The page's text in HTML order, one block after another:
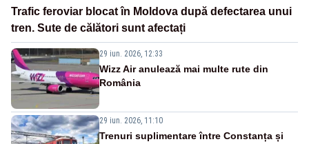
Trafic feroviar blocat în Moldova după defectarea unui
tren. Sute de călători sunt afectați
29 iun. 2026, 12:33
Wizz Air anulează mai multe rute din
România
29 iun. 2026, 11:10
Trenuri suplimentare între Constanța și